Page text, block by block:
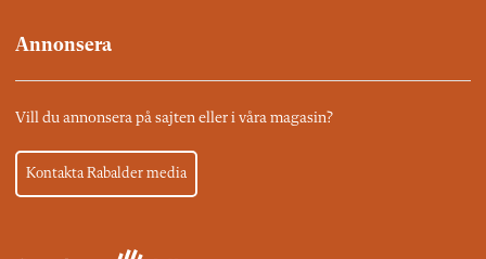
Annonsera
Vill du annonsera på sajten eller i våra magasin?
Kontakta Rabalder media